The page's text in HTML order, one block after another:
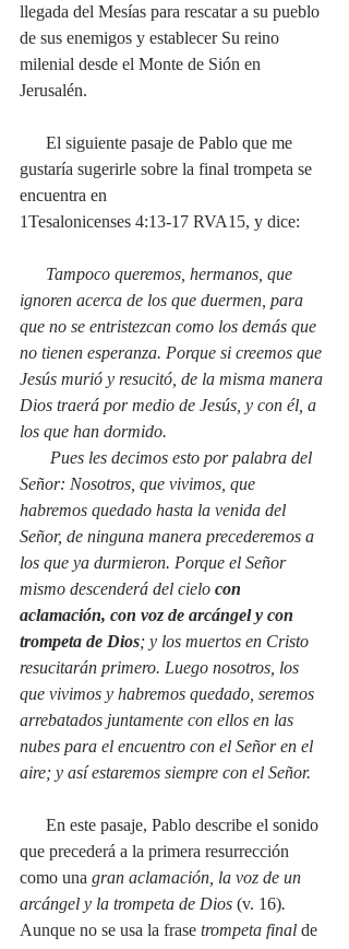
llegada del Mesías para rescatar a su pueblo
de sus enemigos y establecer Su reino
milenial desde el Monte de Sión en
Jerusalén.
gustaría sugerirle sobre la final trompeta se
encuentra en
1Tesalonicenses 4:13-17 RVA15, y dice:
Tampoco queremos, hermanos, que
ignoren acerca de los que duermen, para
que no se entristezcan como los demás que
no tienen esperanza. Porque si creemos que
Jesús murió y resucitó, de la misma manera
Dios traerá por medio de Jesús, y con él, a
los que han dormido.
Señor: Nosotros, que vivimos, que
habremos quedado hasta la venida del
Señor, de ninguna manera precederemos a
los que ya durmieron. Porque el Señor
mismo descenderá del cielo con
aclamación, con voz de arcángel y con
trompeta de Dios; y los muertos en Cristo
resucitarán primero. Luego nosotros, los
que vivimos y habremos quedado, seremos
arrebatados juntamente con ellos en las
nubes para el encuentro con el Señor en el
aire; y así estaremos siempre con el Señor.
En este pasaje, Pablo describe el sonido
que precederá a la primera resurrección
como una gran aclamación, la voz de un
arcángel y la trompeta de Dios (v. 16).
Aunque no se usa la frase trompeta final de